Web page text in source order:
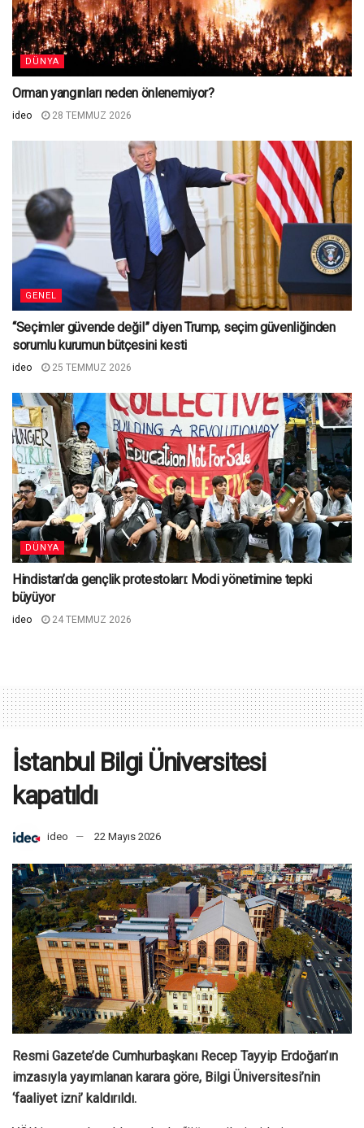
DÜNYA
Orman yangınları neden önlenemiyor?
ideo 28 TEMMUZ 2026
GENEL
“Seçimler güvende değil” diyen Trump, seçim güvenliğinden
sorumlu kurumun bütçesini kesti
ideo 25 TEMMUZ 2026
DÜNYA
Hindistan’da gençlik protestoları: Modi yönetimine tepki
büyüyor
ideo 24 TEMMUZ 2026
İstanbul Bilgi Üniversitesi
kapatıldı
ideo 22 Mayıs 2026
Resmi Gazete’de Cumhurbaşkanı Recep Tayyip Erdoğan’ın
imzasıyla yayımlanan karara göre, Bilgi Üniversitesi’nin
‘faaliyet izni’ kaldırıldı.